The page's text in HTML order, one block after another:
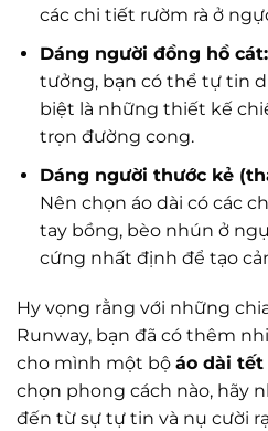
các chi tiết rườm rà ở
Dáng người đồng hồ cát:
tưởng, bạn có thể tự tin
biệt là những thiết kế
trọn đường cong.
Dáng người thước kẻ
Nên chọn áo dài có các
tay bồng, bèo nhún ở
cứng nhất định để tạo
Hy vọng rằng với những
Runway, bạn đã có thêm
cho mình một bộ áo dài tết
chọn phong cách nào, hãy
đến từ sự tự tin và nụ cười